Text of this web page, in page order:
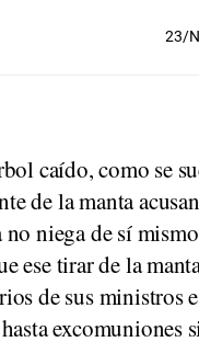
23/
caído, como se
de la manta
niega de sí
ese tirar de la
de sus ministros
excomuniones